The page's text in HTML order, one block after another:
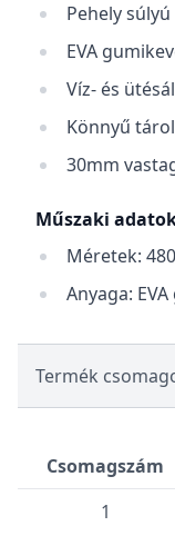
Pehely súlyú
EVA
Víz- és
Könnyű
30mm
Műszaki
Méretek:
Anyaga:
Termék
Csomagszám
1